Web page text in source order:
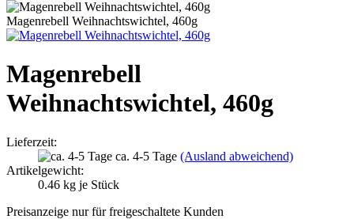
Magenrebell Weihnachtswichtel, 460g
Magenrebell
Weihnachtswichtel, 460g
Lieferzeit:
ca. 4-5 Tage (Ausland abweichend)
Artikelgewicht:
0.46 kg je Stück
Preisanzeige nur für freigeschaltete Kunden